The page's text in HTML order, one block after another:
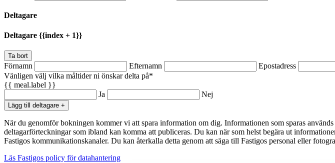
Deltagare
Deltagare {{index + 1}}
Ta bort
Förnamn Efternamn Epostadress
Vänligen välj vilka måltider ni önskar delta på*
{{ meal.label }}
Ja
Nej
Lägg till deltagare +
När du genomför bokningen kommer vi att spara information om dig. Informationen som sparas
deltagarförteckningar som ibland kan komma att publiceras. Du kan när som helst begära ut
Fastigos kommunikationskanaler. Du kan återkalla detta genom att säga till Fastigos personal eller
Läs Fastigos policy för datahantering